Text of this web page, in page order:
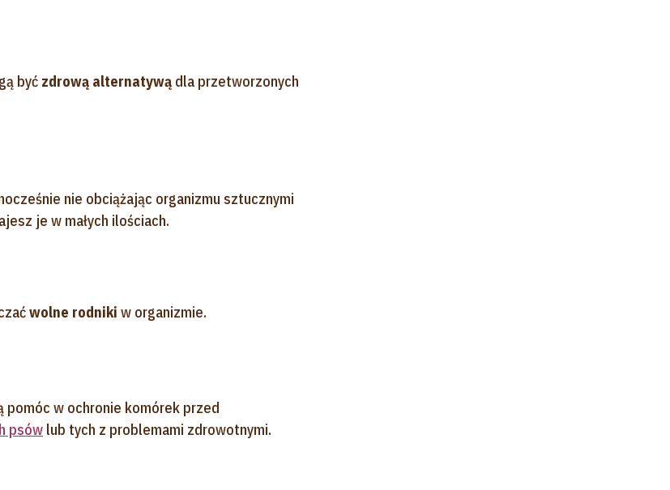
być zdrową alternatywą dla przetworzonych
nie obciążając organizmu sztucznymi
je w małych ilościach.
wolne rodniki w organizmie.
pomóc w ochronie komórek przed
psów lub tych z problemami zdrowotnymi.